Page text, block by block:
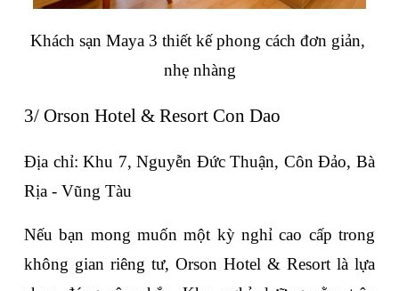
Khách sạn Maya 3 thiết kế phong cách đơn giản,
nhẹ nhàng
3/ Orson Hotel & Resort Con Dao
Địa chỉ: Khu 7, Nguyễn Đức Thuận, Côn Đảo, Bà
Rịa - Vũng Tàu
Nếu bạn mong muốn một kỳ nghỉ cao cấp trong
không gian riêng tư, Orson Hotel & Resort là lựa